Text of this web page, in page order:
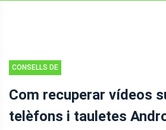
CONSELLS DE
DE FITXERS
D'ANDROID
Com recuperar vídeos
telèfons i tauletes